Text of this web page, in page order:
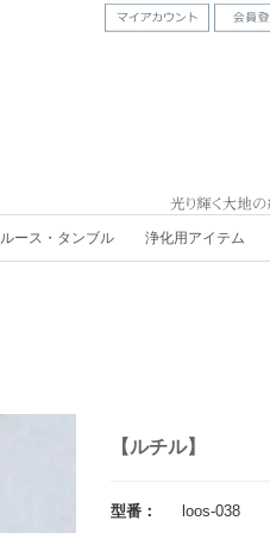
ルース・タンブル 浄化用アイテム
【ルチル】
型番： loos-038